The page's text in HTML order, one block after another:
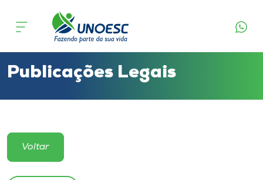
Cursos
Atendimento ao Estudante
Portal de Ensino
Publicações Legais
Voltar